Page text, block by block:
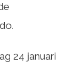
24 januari